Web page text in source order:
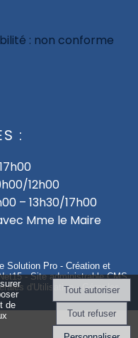
: non conforme
:
12h00
– 13h30/17h00
Mme le Maire
Solution Pro- Création et
-Site administrable CMS
d'Utilisation- Gérer les
de